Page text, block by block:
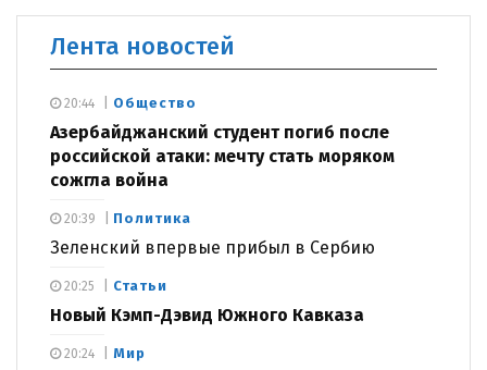
Лента новостей
Общество
Азербайджанский студент погиб после
российской атаки: мечту стать моряком
сожгла война
20:44
Политика
Зеленский впервые прибыл в Сербию
20:39
Статьи
Новый Кэмп-Дэвид Южного Кавказа
20:25
Мир
20:24